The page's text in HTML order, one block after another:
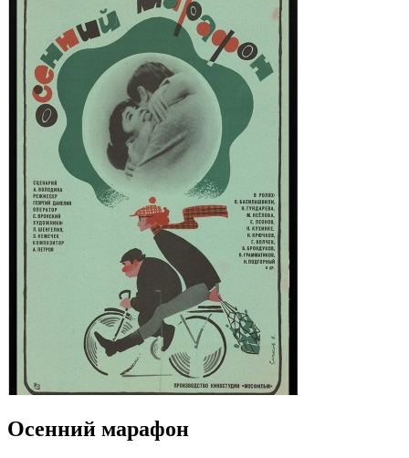
Осенний марафон